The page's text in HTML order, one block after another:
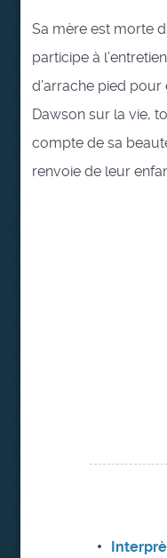
Sa mère est morte
participe à
d’arrache pied
Dawson sur la vie,
compte de sa
renvoie de leur